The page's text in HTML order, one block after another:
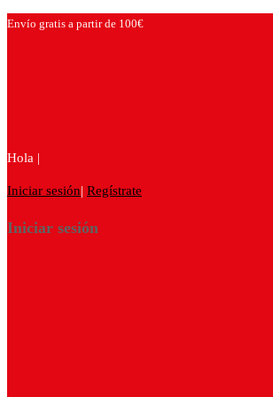
Envío gratis a partir de 100€
Hola |
Iniciar sesión| Regístrate
Iniciar sesión